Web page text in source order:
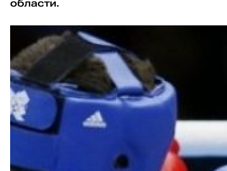
области.